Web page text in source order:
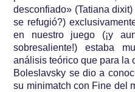
desconfiado» (Tatiana
se refugió?)
en nuestro juego (¡y
sobresaliente!) estaba
análisis teórico que para la
Boleslavsky se dio a
su minimatch con Fine del